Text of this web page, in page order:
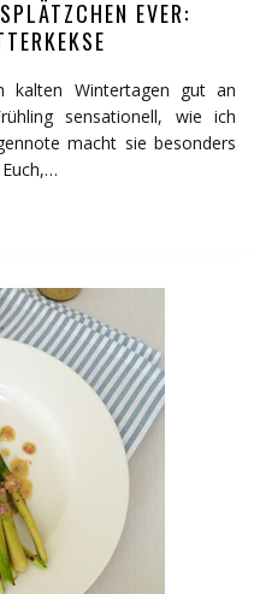
EVER:
kalten Wintertagen gut an
sensationell, wie ich
macht sie besonders